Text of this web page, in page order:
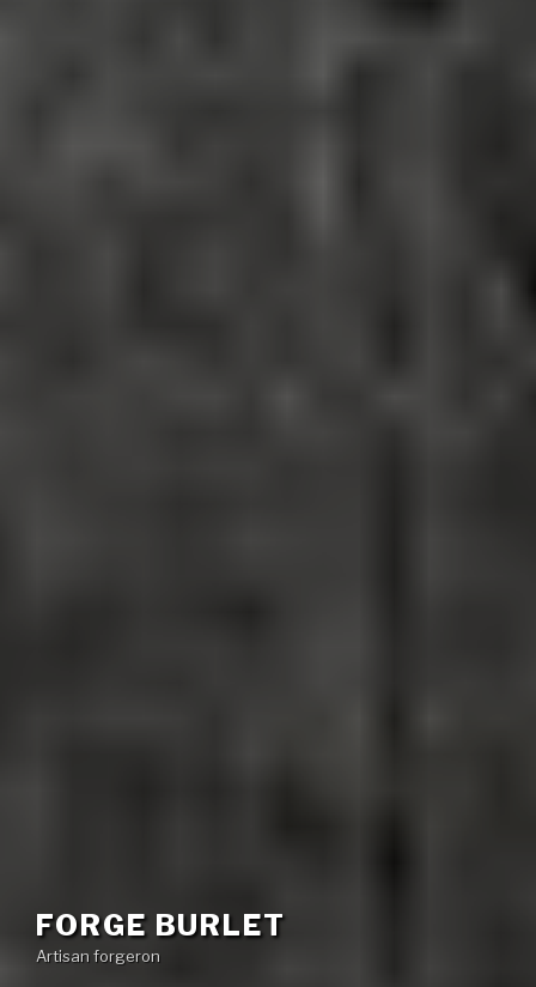
FORGE BURLET
Artisan forgeron